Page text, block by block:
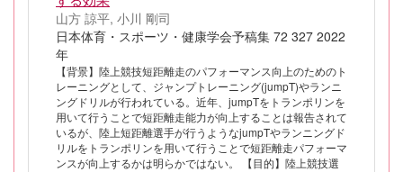
山方 諒平, 小川 剛司
日本体育・スポーツ・健康学会予稿集 72 327 2022
年
【背景】陸上競技短距離走のパフォーマンス向上のためのト
レーニングとして、ジャンプトレーニング(jumpT)やランニ
ングドリルが行われている。近年、jumpTをトランポリンを
用いて行うことで短距離走能力が向上することは報告されて
いるが、陸上短距離選手が行うようなjumpTやランニングド
リルをトランポリンを用いて行うことで短距離走パフォーマ
ンスが向上するかは明らかではない。 【目的】陸上競技選